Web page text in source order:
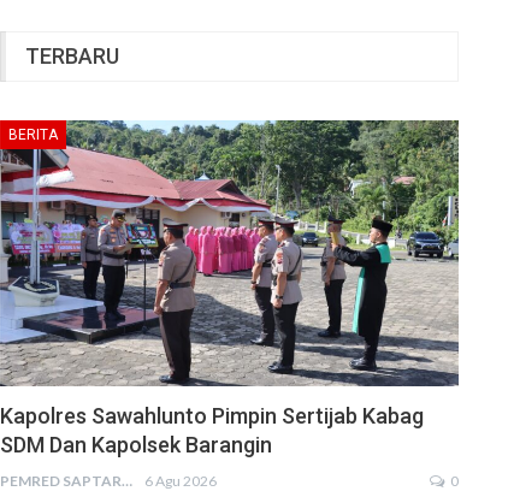
TERBARU
BERITA
Kapolres Sawahlunto Pimpin Sertijab Kabag
SDM Dan Kapolsek Barangin
PEMRED SAPTARIUS 6 Agu 2026 0